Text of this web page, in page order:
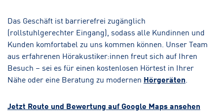
Das Geschäft ist barrierefrei zugänglich
(rollstuhlgerechter Eingang), sodass alle Kundinnen und
Kunden komfortabel zu uns kommen können. Unser Team
aus erfahrenen Hörakustiker:innen freut sich auf Ihren
Besuch – sei es für einen kostenlosen Hörtest in Ihrer
Nähe oder eine Beratung zu modernen Hörgeräten
Jetzt Route und Bewertung auf Google Maps ansehen